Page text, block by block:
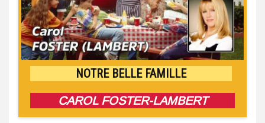
NOTRE BELLE FAMILLE
CAROL FOSTER-LAMBERT